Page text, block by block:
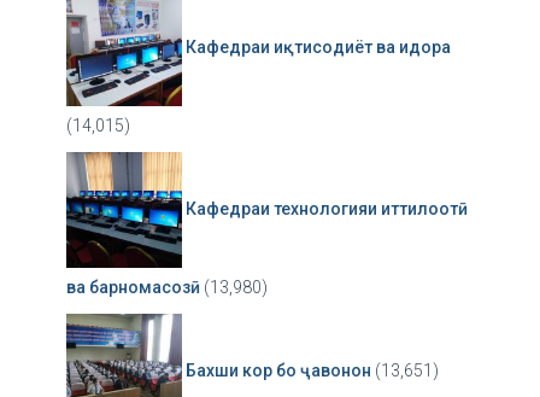
Кафедраи иқтисодиёт ва идора
(14,015)
Кафедраи технологияи иттилоотӣ
ва барномасозӣ (13,980)
Бахши кор бо ҷавонон (13,651)